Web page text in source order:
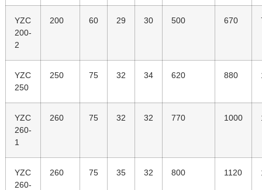
YZC
200-
2
200 60 29 30 500 670
YZC
250
250 75 32 34 620 880
YZC
260-
1
260 75 32 32 770 1000
YZC
260-
260 75 35 32 800 1120